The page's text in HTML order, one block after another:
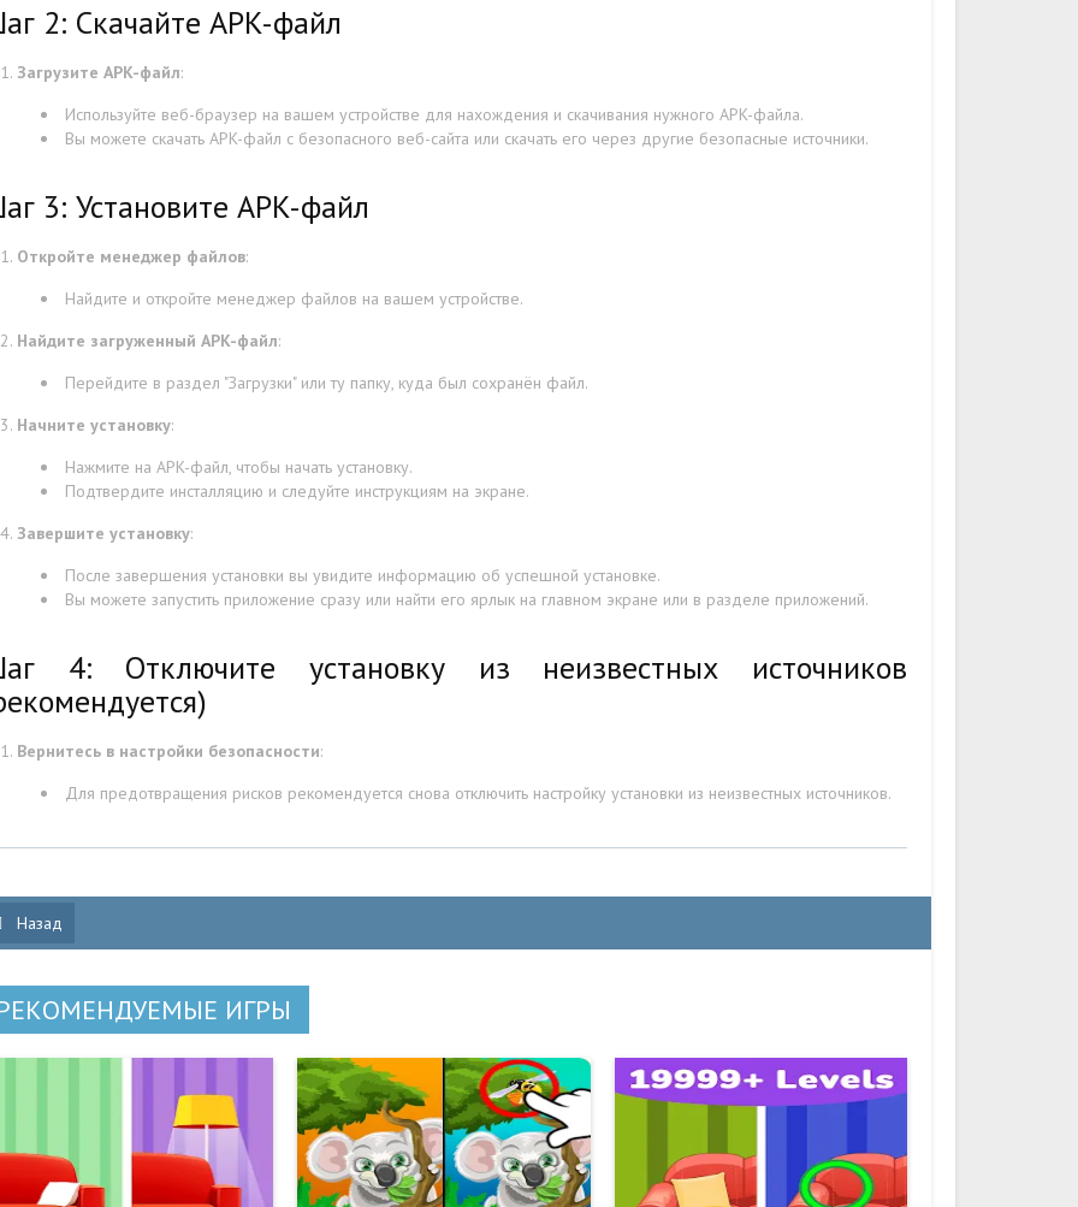
2: Скачайте APK-файл
Загрузите APK-файл:
Используйте веб-браузер на вашем устройстве для нахождения и скачивания нужного APK-файла.
Вы можете скачать APK-файл с безопасного веб-сайта или скачать его через другие безопасные источники.
3: Установите APK-файл
Откройте менеджер файлов:
Найдите и откройте менеджер файлов на вашем устройстве.
Найдите загруженный APK-файл:
Перейдите в раздел "Загрузки" или ту папку, куда был сохранён файл.
Начните установку:
Нажмите на APK-файл, чтобы начать установку.
Подтвердите инсталляцию и следуйте инструкциям на экране.
Завершите установку:
После завершения установки вы увидите информацию об успешной установке.
Вы можете запустить приложение сразу или найти его ярлык на главном экране или в разделе приложений.
4: Отключите установку из неизвестных источников
Вернитесь в настройки безопасности:
Для предотвращения рисков рекомендуется снова отключить настройку установки из неизвестных источников.
Назад
ИГРЫ